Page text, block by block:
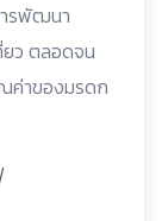
ารพัฒนา
ว ตลอดจน
ค่าของมรดก